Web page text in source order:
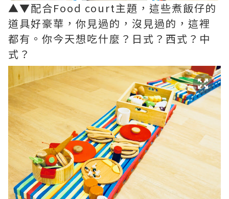
▲▼配合Food court主題，這些煮飯仔的
道具好豪華，你見過的，沒見過的，這裡
都有。你今天想吃什麼？日式？西式？中
式？